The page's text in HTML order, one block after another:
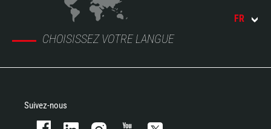
CHOISISSEZ VOTRE LANGUE
FR
Suivez-nous